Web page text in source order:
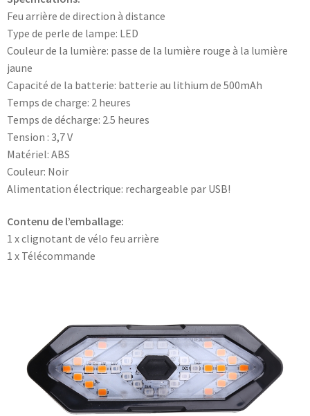
Feu arrière de direction à distance
Type de perle de lampe: LED
Couleur de la lumière: passe de la lumière rouge à la lumière
jaune
Capacité de la batterie: batterie au lithium de 500mAh
Temps de charge: 2 heures
Temps de décharge: 2.5 heures
Tension : 3,7 V
Matériel: ABS
Couleur: Noir
Alimentation électrique: rechargeable par USB!
Contenu de l’emballage:
1 x clignotant de vélo feu arrière
1 x Télécommande